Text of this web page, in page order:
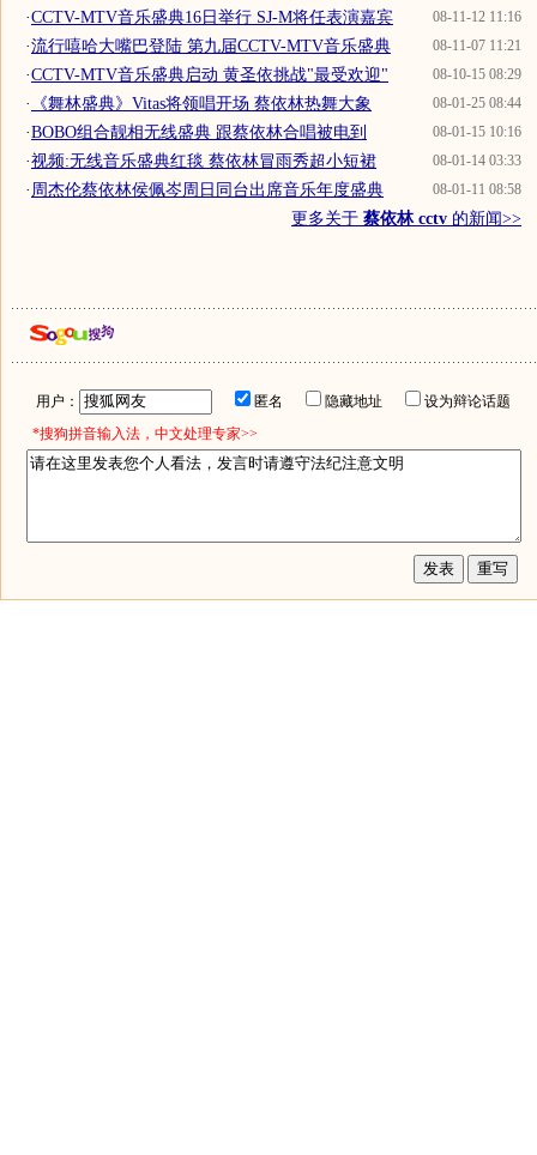
08-11-12 11:16
·CCTV-MTV音乐盛典16日举行 SJ-M将任表演嘉宾
08-11-07 11:21
·流行嘻哈大嘴巴登陆 第九届CCTV-MTV音乐盛典
08-10-15 08:29
·CCTV-MTV音乐盛典启动 黄圣依挑战"最受欢迎"
08-01-25 08:44
· 《舞林盛典》Vitas将领唱开场 蔡依林热舞大象
08-01-15 10:16
·BOBO组合靓相无线盛典 跟蔡依林合唱被电到
08-01-14 03:33
·视频:无线音乐盛典红毯 蔡依林冒雨秀超小短裙
08-01-11 08:58
· 周杰伦蔡依林侯佩岑周日同台出席音乐年度盛典
更多关于 蔡依林 cctv 的新闻>>
用户： 匿名 隐藏地址
设为辩论话题
*搜狗拼音输入法，中文处理专家>>